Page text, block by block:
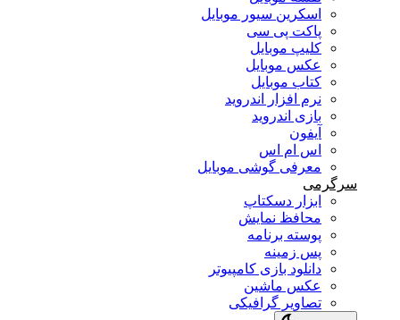
اسکرین سیور موبایل
پاکت پی سی
کلیپ موبایل
عکس موبایل
کتاب موبایل
نرم افزار اندروید
بازی اندروید
آیفون
اس ام اس
معرفی گوشی موبایل
سرگرمی
ابزار دسکتاپ
محافظ نمایش
پوسته برنامه
پس زمینه
دانلود بازی کامپیوتر
عکس ماشین
تصاویر گرافیکی